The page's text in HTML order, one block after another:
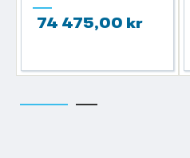
74 475,00 kr